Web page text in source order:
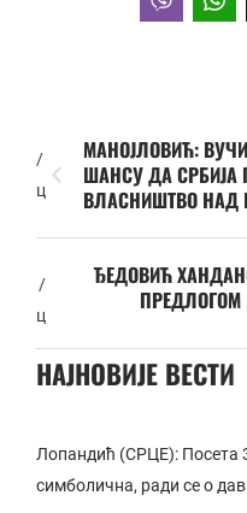
/
ц
МАНОЈЛОВИЋ:
ШАНСУ ДА СРБИЈА
ВЛАСНИШТВО НАД
/
ц
ЂЕДОВИЋ
НАЈНОВИЈЕ ВЕСТИ
Лопандић (СРЦЕ): Посета
симболична, ради се о